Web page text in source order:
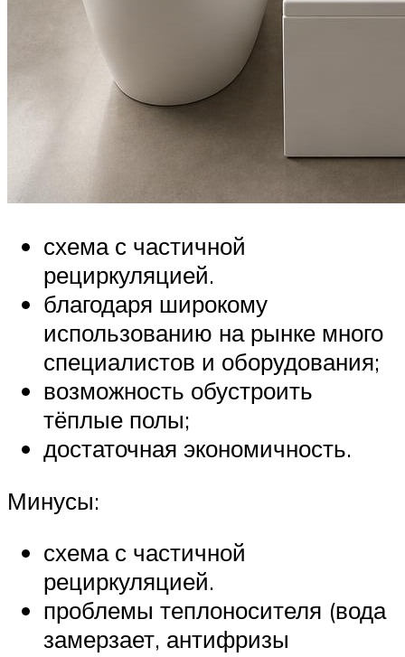
схема с частичной
рециркуляцией.
благодаря широкому
использованию на рынке много
специалистов и оборудования;
возможность обустроить
тёплые полы;
достаточная экономичность.
Минусы:
схема с частичной
рециркуляцией.
проблемы теплоносителя (вода
замерзает, антифризы